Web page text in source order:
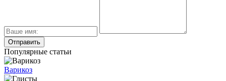
Популярные статьи
Варикоз